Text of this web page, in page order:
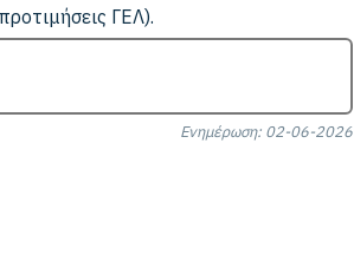
ΓΕΛ).
Ενημέρωση: 02-06-2026